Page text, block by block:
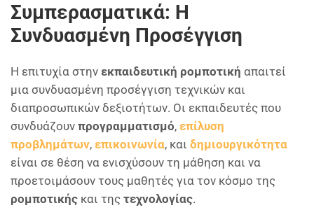
Συμπερασματικά: Η
Συνδυασμένη Προσέγγιση
Η επιτυχία στην εκπαιδευτική ρομποτική απαιτεί
μια συνδυασμένη προσέγγιση τεχνικών και
διαπροσωπικών δεξιοτήτων. Οι εκπαιδευτές που
συνδυάζουν προγραμματισμό, επίλυση
προβλημάτων, επικοινωνία, και δημιουργικότητα
είναι σε θέση να ενισχύσουν τη μάθηση και να
προετοιμάσουν τους μαθητές για τον κόσμο της
ρομποτικής και της τεχνολογίας.